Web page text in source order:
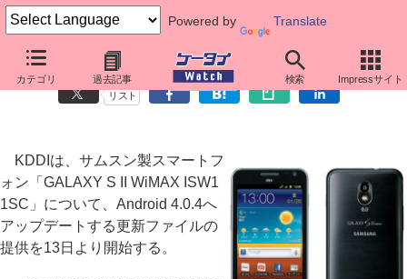
Powered by Translate
カテゴリ 過去記事 検索 Impressサイト
au、「GALAXY S II WiMAX ISW11SC」がAndroid 4.0に
リスト
KDDIは、サムスン製スマートフ
ォン「GALAXY S II WiMAX ISW1
1SC」について、Android 4.0.4へ
アップデートする更新ファイルの
提供を13日より開始する。